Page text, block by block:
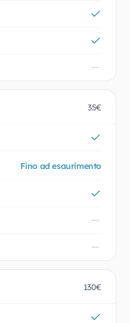
35€
Fino ad esaurimento
130€